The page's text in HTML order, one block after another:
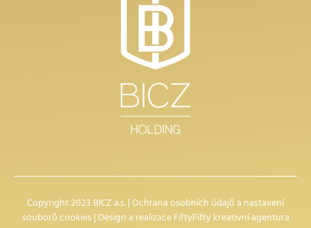
Copyright 2023 BICZ a.s. |Ochrana osobních údajůanastavení
souborů cookies| Design a realizaceFiftyFifty kreativní agentura